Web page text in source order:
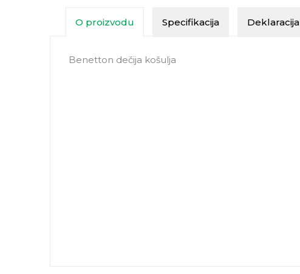
O proizvodu Specifikacija Deklaracija
Benetton dečija košulja